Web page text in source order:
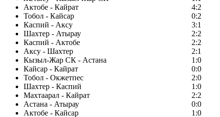
Актобе - Кайрат
4:2
Тобол - Кайсар
0:2
Каспий - Аксу
3:1
Шахтер - Атырау
2:2
Каспий - Актобе
2:2
Аксу - Шахтер
2:1
Кызыл-Жар СК - Астана
1:0
Кайсар - Кайрат
0:0
Тобол - Окжетпес
2:0
Шахтер - Каспий
1:0
Махтаарал - Кайрат
2:2
Астана - Атырау
0:0
Актобе - Кайсар
1:0